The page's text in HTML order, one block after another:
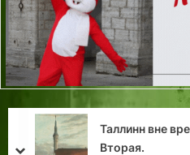
Таллинн вне времени и
Вторая.